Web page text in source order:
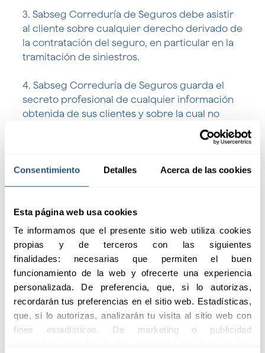
Consentimiento Detalles Acerca de las cookies
Esta página web usa cookies
Te informamos que el presente sitio web utiliza cookies
propias y de terceros con las siguientes
finalidades: necesarias que permiten el buen
funcionamiento de la web y ofrecerte una experiencia
personalizada. De preferencia, que, si lo autorizas,
recordarán tus preferencias en el sitio web. Estadísticas,
que, si lo autorizas, analizarán tu visita al sitio web con
fines estadísticos. De marketing o publicidad
3. Sabseg Correduría de Seguros debe asistir
al cliente sobre cualquier derecho derivado de
la contratación del seguro, en particular en la
tramitación de siniestros.
4. Sabseg Correduría de Seguros guarda el
secreto profesional de cualquier información
obtenida de sus clientes y sobre la cual no
tenga autorización de los mismos para su
5. Sabseg Correduría de Seguros promueve
soluciones amistosas en caso de discrepancias
aseguradoras para evitar contenciosos
perjudiciales para ambas partes.
6. Sabseg Correduría de Seguros asume el
compromiso de formar adecuadamente a sus
empleados, tanto al personal propio como a los
colaboradores, para que ofrezcan un servicio
de calidad y un valor añadido al cliente.
Ver todos